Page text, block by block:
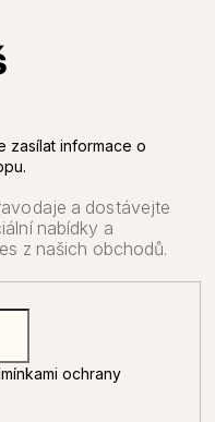
zasílat informace o
ochrany